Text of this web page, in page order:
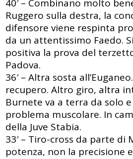
40′ – Combinano molto
Ruggero sulla destra, la
difensore viene respinta
da un attentissimo Faedo.
positiva la prova del
Padova.
36′ – Altra sosta
recupero. Altro giro, altra
Burnete va a terra da solo
problema muscolare. In
della Juve Stabia.
33′ – Tiro-cross da parte di
potenza, non la precisione